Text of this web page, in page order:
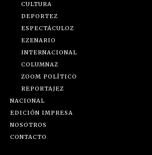
CULTURA
DEPORTEZ
ESPECTÁCULOZ
EZENARIO
INTERNACIONAL
COLUMNAZ
ZOOM POLÍTICO
REPORTAJEZ
NACIONAL
EDICIÓN IMPRESA
NOSOTROS
CONTACTO